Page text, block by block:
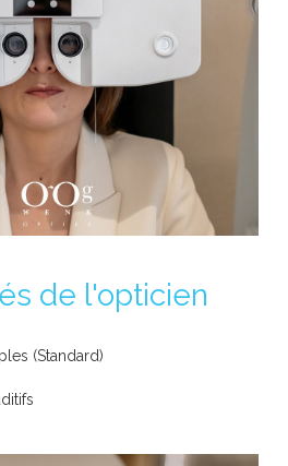
ET VALENTIN
APOOB
de l'opticien
(Standard)